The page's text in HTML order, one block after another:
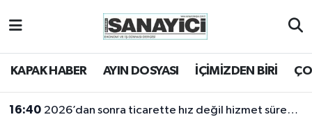
KAPAK HABER AYIN DOSYASI İÇİMİZDEN BİRİ
16:40 2026’dan sonra ticarette hız değil hizmet sürekliliği öne çıkacak
Tekirdağ Nöbetçi Eczaneler